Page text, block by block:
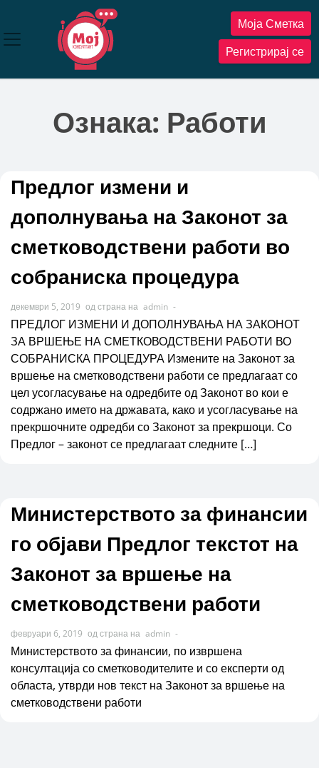
содржината
Моја Сметка
Регистрирај се
Ознака: Работи
Предлог измени и
дополнувања на Законот за
сметководствени работи во
собраниска процедура
декември 5, 2019 од страна на admin -
ПРЕДЛОГ ИЗМЕНИ И ДОПОЛНУВАЊА НА ЗАКОНОТ
ЗА ВРШЕЊЕ НА СМЕТКОВОДСТВЕНИ РАБОТИ ВО
СОБРАНИСКА ПРОЦЕДУРА Измените на Законот за
вршење на сметководствени работи се предлагаат со
цел усогласување на одредбите од Законот во кои е
содржано името на државата, како и усогласување на
прекршочните одредби со Законот за прекршоци. Со
Предлог – законот се предлагаат следните […]
Министерството за финансии
го објави Предлог текстот на
Законот за вршење на
сметководствени работи
февруари 6, 2019 од страна на admin -
Министерството за финансии, по извршена
консултација со сметководителите и со експерти од
областа, утврди нов текст на Законот за вршење на
сметководствени работи